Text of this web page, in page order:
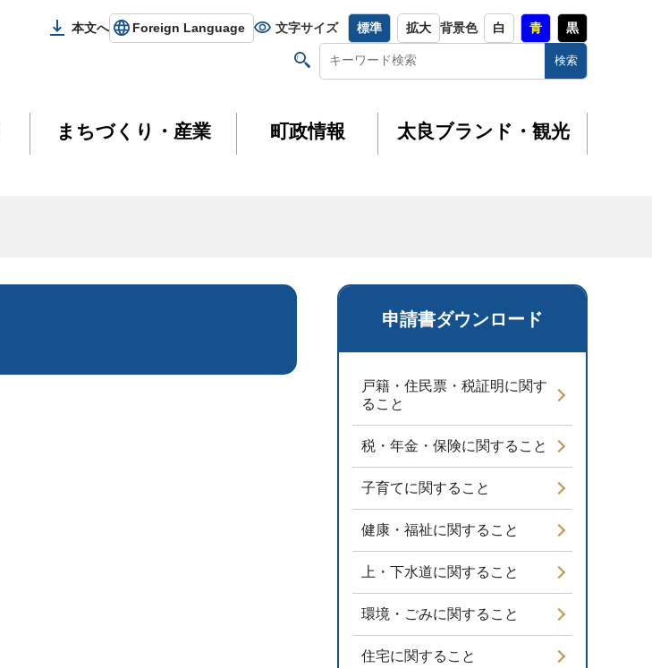
本文へ Foreign Language 文字サイズ 標準 拡大 背景色 白 青 黒
まちづくり・産業 町政情報 太良ブランド・観光
申請書ダウンロード
戸籍・住民票・税証明に関す
ること
税・年金・保険に関すること
子育てに関すること
健康・福祉に関すること
上・下水道に関すること
環境・ごみに関すること
住宅に関すること